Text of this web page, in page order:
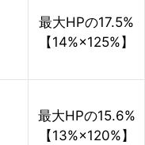
最大HPの17.5%
【14%×125%】
最大HPの15.6%
【13%×120%】